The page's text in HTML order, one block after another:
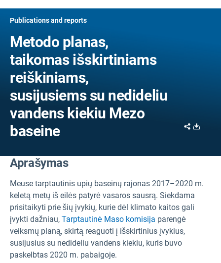
Publications and reports
Metodo planas,
taikomas išskirtiniams
reiškiniams,
susijusiems su nedideliu
vandens kiekiu Mezo
baseine
Share
Aprašymas
Meuse tarptautinis upių baseinų rajonas 2017–2020 m.
keletą metų iš eilės patyrė vasaros sausrą. Siekdama
prisitaikyti prie šių įvykių, kurie dėl klimato kaitos gali
įvykti dažniau, Tarptautinė Maso komisija parengė
veiksmų planą, skirtą reaguoti į išskirtinius įvykius,
susijusius su nedideliu vandens kiekiu, kuris buvo
paskelbtas 2020 m. pabaigoje.